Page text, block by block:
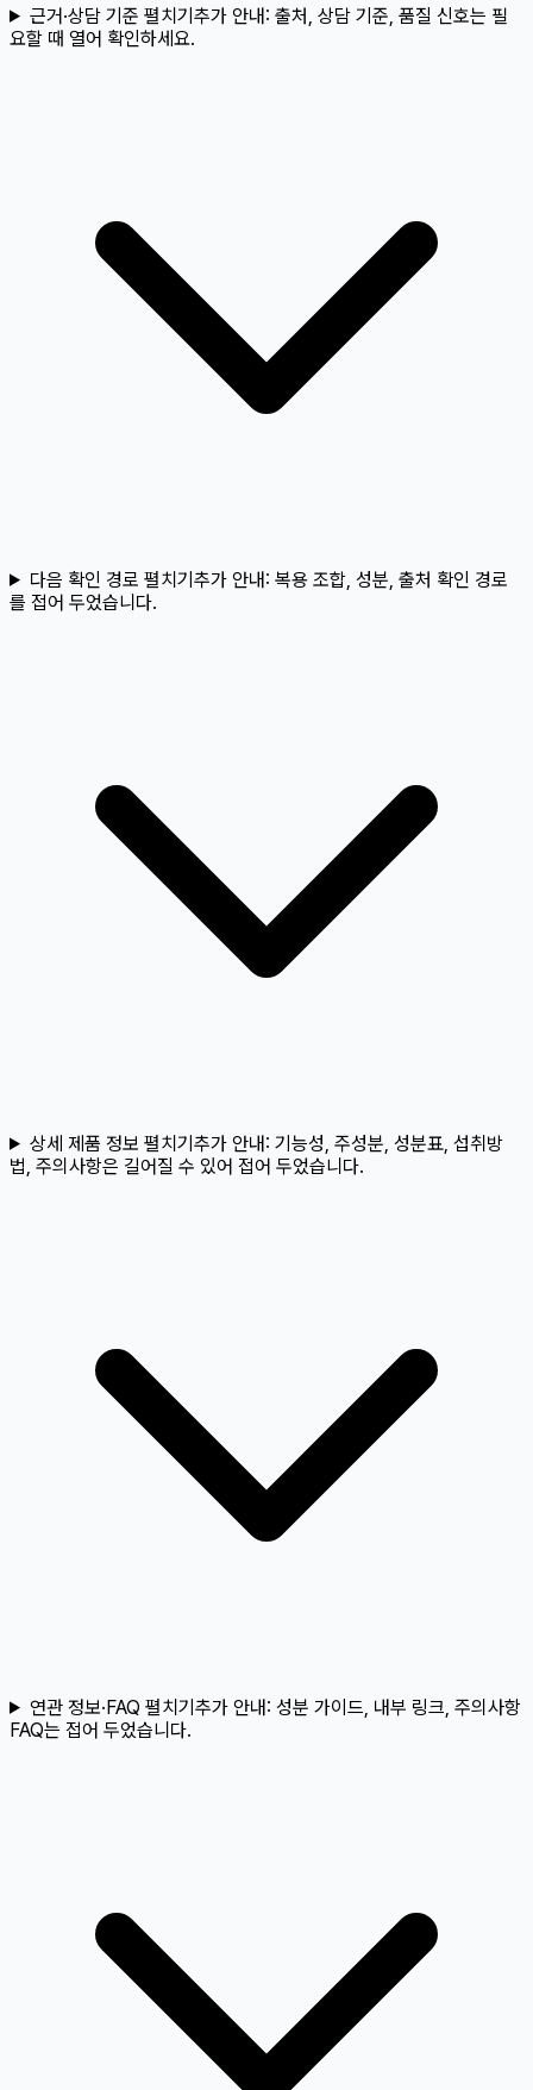
근거·상담 기준 펼치기추가 안내: 출처, 상담 기준, 품질 신호는 필
요할 때 열어 확인하세요.
다음 확인 경로 펼치기추가 안내: 복용 조합, 성분, 출처 확인 경로
를 접어 두었습니다.
상세 제품 정보 펼치기추가 안내: 기능성, 주성분, 성분표, 섭취방
법, 주의사항은 길어질 수 있어 접어 두었습니다.
연관 정보·FAQ 펼치기추가 안내: 성분 가이드, 내부 링크, 주의사항
FAQ는 접어 두었습니다.